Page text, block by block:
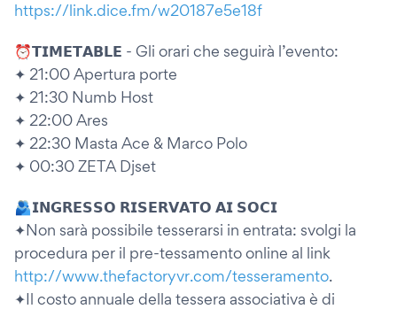
https://link.dice.fm/w20187e5e18f
⏰𝗧𝗜𝗠𝗘𝗧𝗔𝗕𝗟𝗘 - Gli orari che seguirà l’evento:
✦ 21:00 Apertura porte
✦ 21:30 Numb Host
✦ 22:00 Ares
✦ 22:30 Masta Ace & Marco Polo
✦ 00:30 ZETA Djset
🫂𝗜𝗡𝗚𝗥𝗘𝗦𝗦𝗢 𝗥𝗜𝗦𝗘𝗥𝗩𝗔𝗧𝗢 𝗔𝗜 𝗦𝗢𝗖𝗜
✦Non sarà possibile tesserarsi in entrata: svolgi la
procedura per il pre-tessamento online al link
http://www.thefactoryvr.com/tesseramento.
✦Il costo annuale della tessera associativa è di